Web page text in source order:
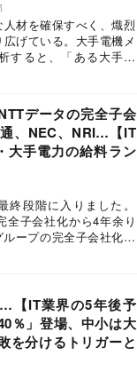
材を確保すべく、熾烈
げている。大手電機メ
すると、「ある大手企
ら80万円もアップして
し、給与アップの“デッ
る。データの完全子会
、NEC、NRI…【IT
大手電力の給料ラン
終段階に入りました。
全子会社化から4年余り
ープの完全子会社化に
の民営化後、分割・再
ータがNTTの完全子会
舞台裏を明かします。
完成形」に向けた次な
【IT業界の5年後予
％」登場、中小は大
を分けるトリガーと